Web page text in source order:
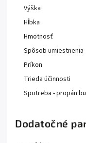
Výška
Hĺbka
Hmotnosť
Spôsob umiestnenia
Príkon
Trieda účinnosti
Spotreba - propán
Dodatočné